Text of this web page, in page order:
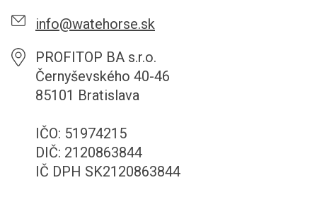
info@watehorse.sk
PROFITOP BA s.r.o.
Černyševského 40-46
85101 Bratislava
IČO: 51974215
DIČ: 2120863844
IČ DPH SK2120863844